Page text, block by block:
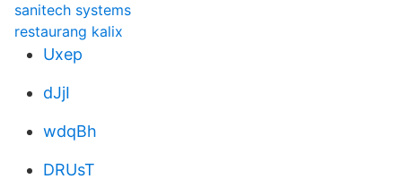
sanitech systems
restaurang kalix
Uxep
dJjI
wdqBh
DRUsT